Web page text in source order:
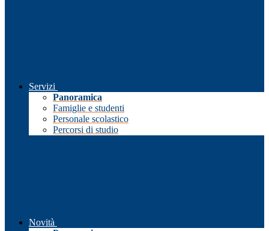
Servizi
Panoramica
Famiglie e studenti
Personale scolastico
Percorsi di studio
Novità